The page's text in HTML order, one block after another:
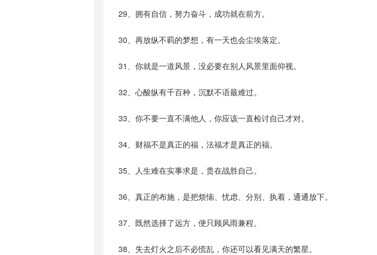
29、拥有自信，努力奋斗，成功就在前方。
30、再放纵不羁的梦想，有一天也会尘埃落定。
31、你就是一道风景，没必要在别人风景里面仰视。
32、心酸纵有千百种，沉默不语最难过。
33、你不要一直不满他人，你应该一直检讨自己才对。
34、财福不是真正的福，法福才是真正的福。
35、人生难在实事求是，贵在战胜自己。
36、真正的布施，是把烦恼、忧虑、分别、执着，通通放下。
37、既然选择了远方，便只顾风雨兼程。
38、失去灯火之后不必慌乱，你还可以看见满天的繁星。